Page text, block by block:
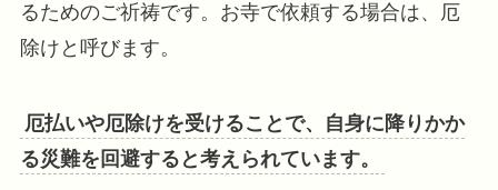
るためのご祈祷です。お寺で依頼する場合は、厄
除けと呼びます。
厄払いや厄除けを受けることで、自身に降りかか
る災難を回避すると考えられています。